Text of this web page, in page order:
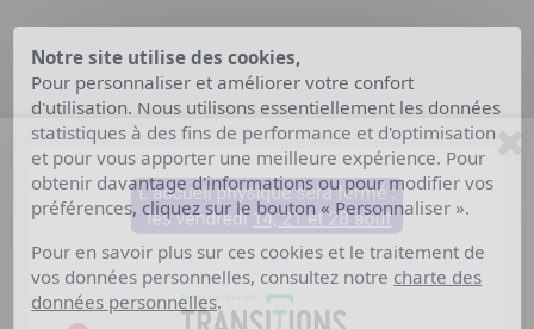
INTERMIFE
Notre site utilise des cookies,
Pour personnaliser et améliorer votre confort
d'utilisation. Nous utilisons essentiellement les données
statistiques à des fins de performance et d'optimisation
et pour vous apporter une meilleure expérience. Pour
obtenir davantage d'informations ou pour modifier vos
préférences, cliquez sur le bouton « Personnaliser ».
Pour en savoir plus sur ces cookies et le traitement de
vos données personnelles, consultez notre charte des
données personnelles.